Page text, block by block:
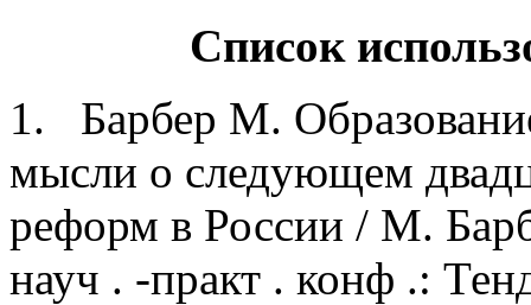
Список
1. Барбер М.
мысли о следующем
реформ в России / М.
науч . -практ . конф .: